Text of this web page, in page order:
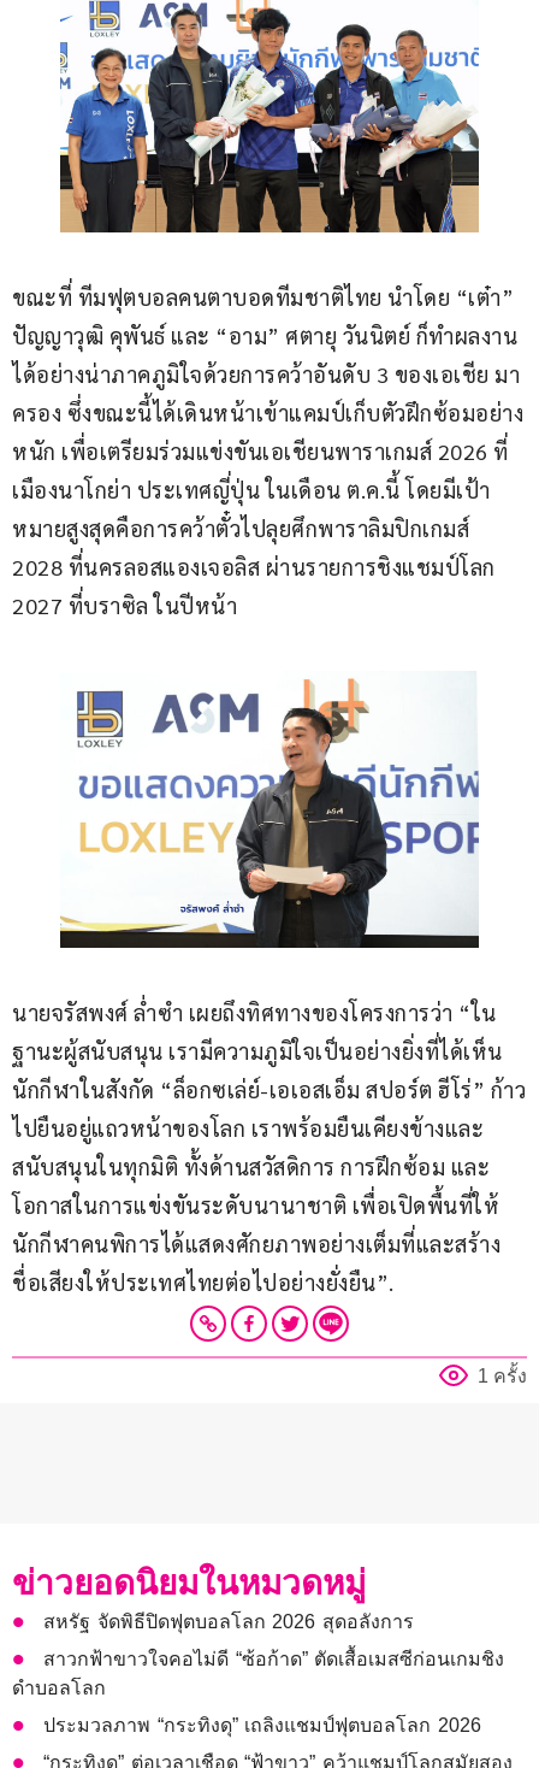
ขณะที่ ทีมฟุตบอลคนตาบอดทีมชาติไทย นำโดย “เต๋า”
ปัญญาวุฒิ คุพันธ์ และ “อาม” ศตายุ วันนิตย์ ก็ทำผลงาน
ได้อย่างน่าภาคภูมิใจด้วยการคว้าอันดับ 3 ของเอเชีย มา
ครอง ซึ่งขณะนี้ได้เดินหน้าเข้าแคมป์เก็บตัวฝึกซ้อมอย่าง
หนัก เพื่อเตรียมร่วมแข่งขันเอเชียนพาราเกมส์ 2026 ที่
เมืองนาโกย่า ประเทศญี่ปุ่น ในเดือน ต.ค.นี้ โดยมีเป้า
หมายสูงสุดคือการคว้าตั๋วไปลุยศึกพาราลิมปิกเกมส์
2028 ที่นครลอสแองเจอลิส ผ่านรายการชิงแชมป์โลก
2027 ที่บราซิล ในปีหน้า
นายจรัสพงศ์ ล่ำซำ เผยถึงทิศทางของโครงการว่า “ใน
ฐานะผู้สนับสนุน เรามีความภูมิใจเป็นอย่างยิ่งที่ได้เห็น
นักกีฬาในสังกัด “ล็อกซเล่ย์-เอเอสเอ็ม สปอร์ต ฮีโร่” ก้าว
ไปยืนอยู่แถวหน้าของโลก เราพร้อมยืนเคียงข้างและ
สนับสนุนในทุกมิติ ทั้งด้านสวัสดิการ การฝึกซ้อม และ
โอกาสในการแข่งขันระดับนานาชาติ เพื่อเปิดพื้นที่ให้
นักกีฬาคนพิการได้แสดงศักยภาพอย่างเต็มที่และสร้าง
ชื่อเสียงให้ประเทศไทยต่อไปอย่างยั่งยืน”.
1 ครั้ง
ข่าวยอดนิยมในหมวดหมู่
สหรัฐ จัดพิธีปิดฟุตบอลโลก 2026 สุดอลังการ
สาวกฟ้าขาวใจคอไม่ดี “ซ้อก้าด” ตัดเสื้อเมสซีก่อนเกมชิง
ดำบอลโลก
ประมวลภาพ “กระทิงดุ” เถลิงแชมป์ฟุตบอลโลก 2026
“กระทิงดุ” ต่อเวลาเชือด “ฟ้าขาว” คว้าแชมป์โลกสมัยสอง